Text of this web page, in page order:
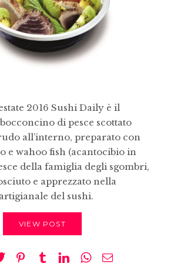
2016 Sushi Daily è il
di pesce scottato
all’interno, preparato con
e wahoo fish (acantocibio in
della famiglia degli sgombri,
e apprezzato nella
del sushi.
VIEW POST